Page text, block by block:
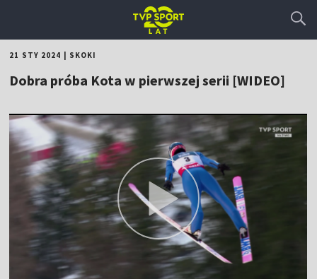
21 STY 2024 SKOKI
Dobra próba Kota w pierwszej serii [WIDEO]